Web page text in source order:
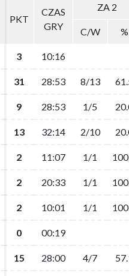
PKT
CZAS
GRY
ZA 2
C/W %
3 10:16
31 28:53 8/13
9 28:53 1/5
13 32:14 2/10
2 11:07 1/1
2 20:33 1/1
2 10:01 1/1
0 00:19
15 28:00 4/7
PKT
CZAS
GRY
ZA 2
C/W %
3 10:16
31 28:53 8/13
9 28:53 1/5
13 32:14 2/10
2 11:07 1/1
2 20:33 1/1
2 10:01 1/1
0 00:19
15 28:00 4/7